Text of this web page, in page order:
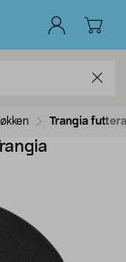
Trangia